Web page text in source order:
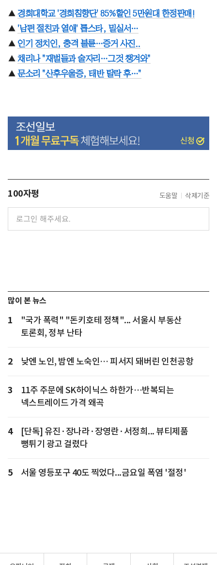
▲ 경희대학교 '경희침향단' 85%할인 5만원대 한정판매!
▲ '남편 절친과 열애' 톱스타, 밀실서…
▲ 인기 정치인, 충격 불륜…증거 사진..
▲ 채리나 "재벌들과 술자리…그것 챙겨와"
▲ 문소리 "산후우울증, 태반 탈락 후…"
100자평 도움말 삭제기준
많이 본 뉴스
1
"국가 폭력" "돈키호테 정책"... 서울시 부동산
토론회, 정부 난타
2 낮엔 노인, 밤엔 노숙인… 피서지 돼버린 인천공항
3
11주 주문에 SK하이닉스 하한가…반복되는
넥스트레이드 가격 왜곡
4
[단독] 유진·장나라·장영란·서정희... 뷰티제품
뻥튀기 광고 걸렸다
5 서울 영등포구 40도 찍었다...금요일 폭염 '절정'